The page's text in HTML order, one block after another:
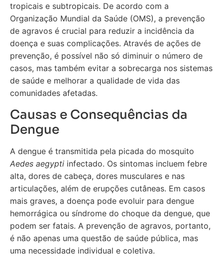
tropicais e subtropicais. De acordo com a
Organização Mundial da Saúde (OMS), a prevenção
de agravos é crucial para reduzir a incidência da
doença e suas complicações. Através de ações de
prevenção, é possível não só diminuir o número de
casos, mas também evitar a sobrecarga nos sistemas
de saúde e melhorar a qualidade de vida das
comunidades afetadas.
Causas e Consequências da
Dengue
A dengue é transmitida pela picada do mosquito
Aedes aegypti infectado. Os sintomas incluem febre
alta, dores de cabeça, dores musculares e nas
articulações, além de erupções cutâneas. Em casos
mais graves, a doença pode evoluir para dengue
hemorrágica ou síndrome do choque da dengue, que
podem ser fatais. A prevenção de agravos, portanto,
é não apenas uma questão de saúde pública, mas
uma necessidade individual e coletiva.